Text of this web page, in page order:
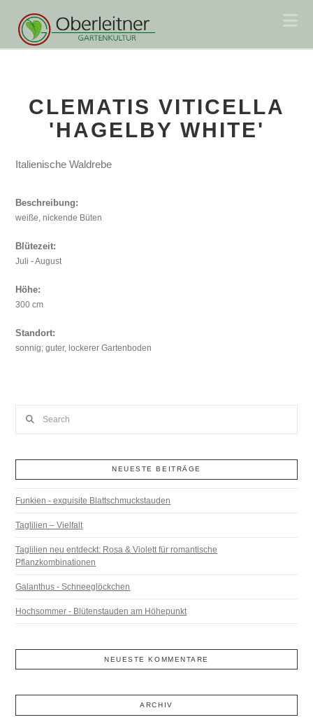
CLEMATIS VITICELLA
'HAGELBY WHITE'
Italienische Waldrebe
Beschreibung:
weiße, nickende Büten
Blütezeit:
Juli - August
Höhe:
300 cm
Standort:
sonnig; guter, lockerer Gartenboden
NEUESTE BEITRÄGE
Funkien - exquisite Blattschmuckstauden
Taglilien – Vielfalt
Taglilien neu entdeckt: Rosa & Violett für romantische
Pflanzkombinationen
Galanthus - Schneeglöckchen
Hochsommer - Blütenstauden am Höhepunkt
NEUESTE KOMMENTARE
ARCHIV